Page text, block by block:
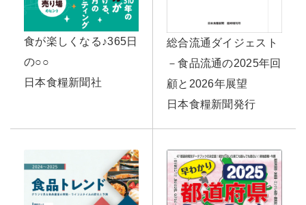
食が楽しくなる♪365日
の○○
日本食糧新聞社
総合流通ダイジェスト
－食品流通の2025年回
顧と2026年展望
日本食糧新聞発行